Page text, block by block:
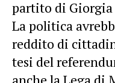
partito di
La politica
reddito di
tesi del